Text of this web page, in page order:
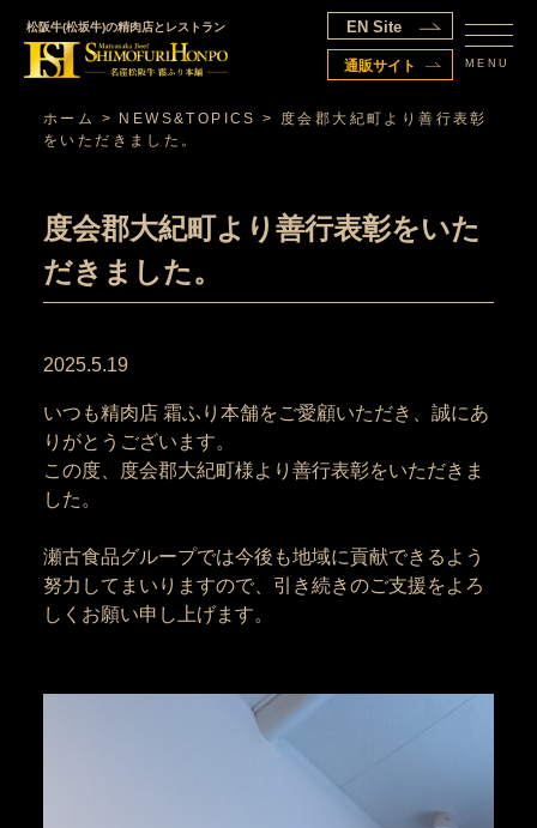
松阪牛(松坂牛)の精肉店とレストラン
通販サイト
EN Site
MENU
ホーム > NEWS&TOPICS > 度会郡大紀町より善行表彰
をいただきました。
度会郡大紀町より善行表彰をいた
だきました。
2025.5.19
いつも精肉店 霜ふり本舗をご愛顧いただき、誠にあ
りがとうございます。
この度、度会郡大紀町様より善行表彰をいただきま
した。
瀬古食品グループでは今後も地域に貢献できるよう
努力してまいりますので、引き続きのご支援をよろ
しくお願い申し上げます。